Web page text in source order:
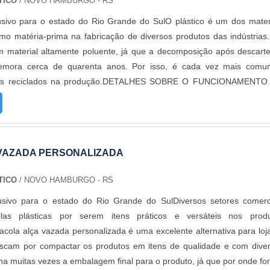
para o estado do Rio Grande do SulO plástico é um dos
matéria-prima na fabricação de diversos produtos das
material altamente poluente, já que a decomposição após
cerca de quarenta anos. Por isso, é cada vez mais
reciclados na produção.DETALHES SOBRE O FUNCIONAMENTO
podem ser fabricados com ou sem transparência, de alta
e muita resistência. Além disso, é produzido com um composto
a resistência da embalagem sem aumentar o custo, ideal para
funcionais no nosso dia a dia, afinal, além de colaborar
quedas ou rupturas. Tanto que é bastante comum que estes
sejam a base para artesanatos e outras decorações. Visando
aplicações de uso, são desenvolvidos de diversas
Maior resistência; Preservação do meio ambiente; Resoluções
EMPRESA CERTA PARA COMPRAR SACOS
PERSONALIZADA
/ NOVO HAMBURGO - RS
para o estado do Rio Grande do SulDiversos setores
plásticas por serem itens práticos e versáteis nos
alça vazada personalizada é uma excelente alternativa para
por compactar os produtos em itens de qualidade e com
muitas vezes a embalagem final para o produto, já que por onde